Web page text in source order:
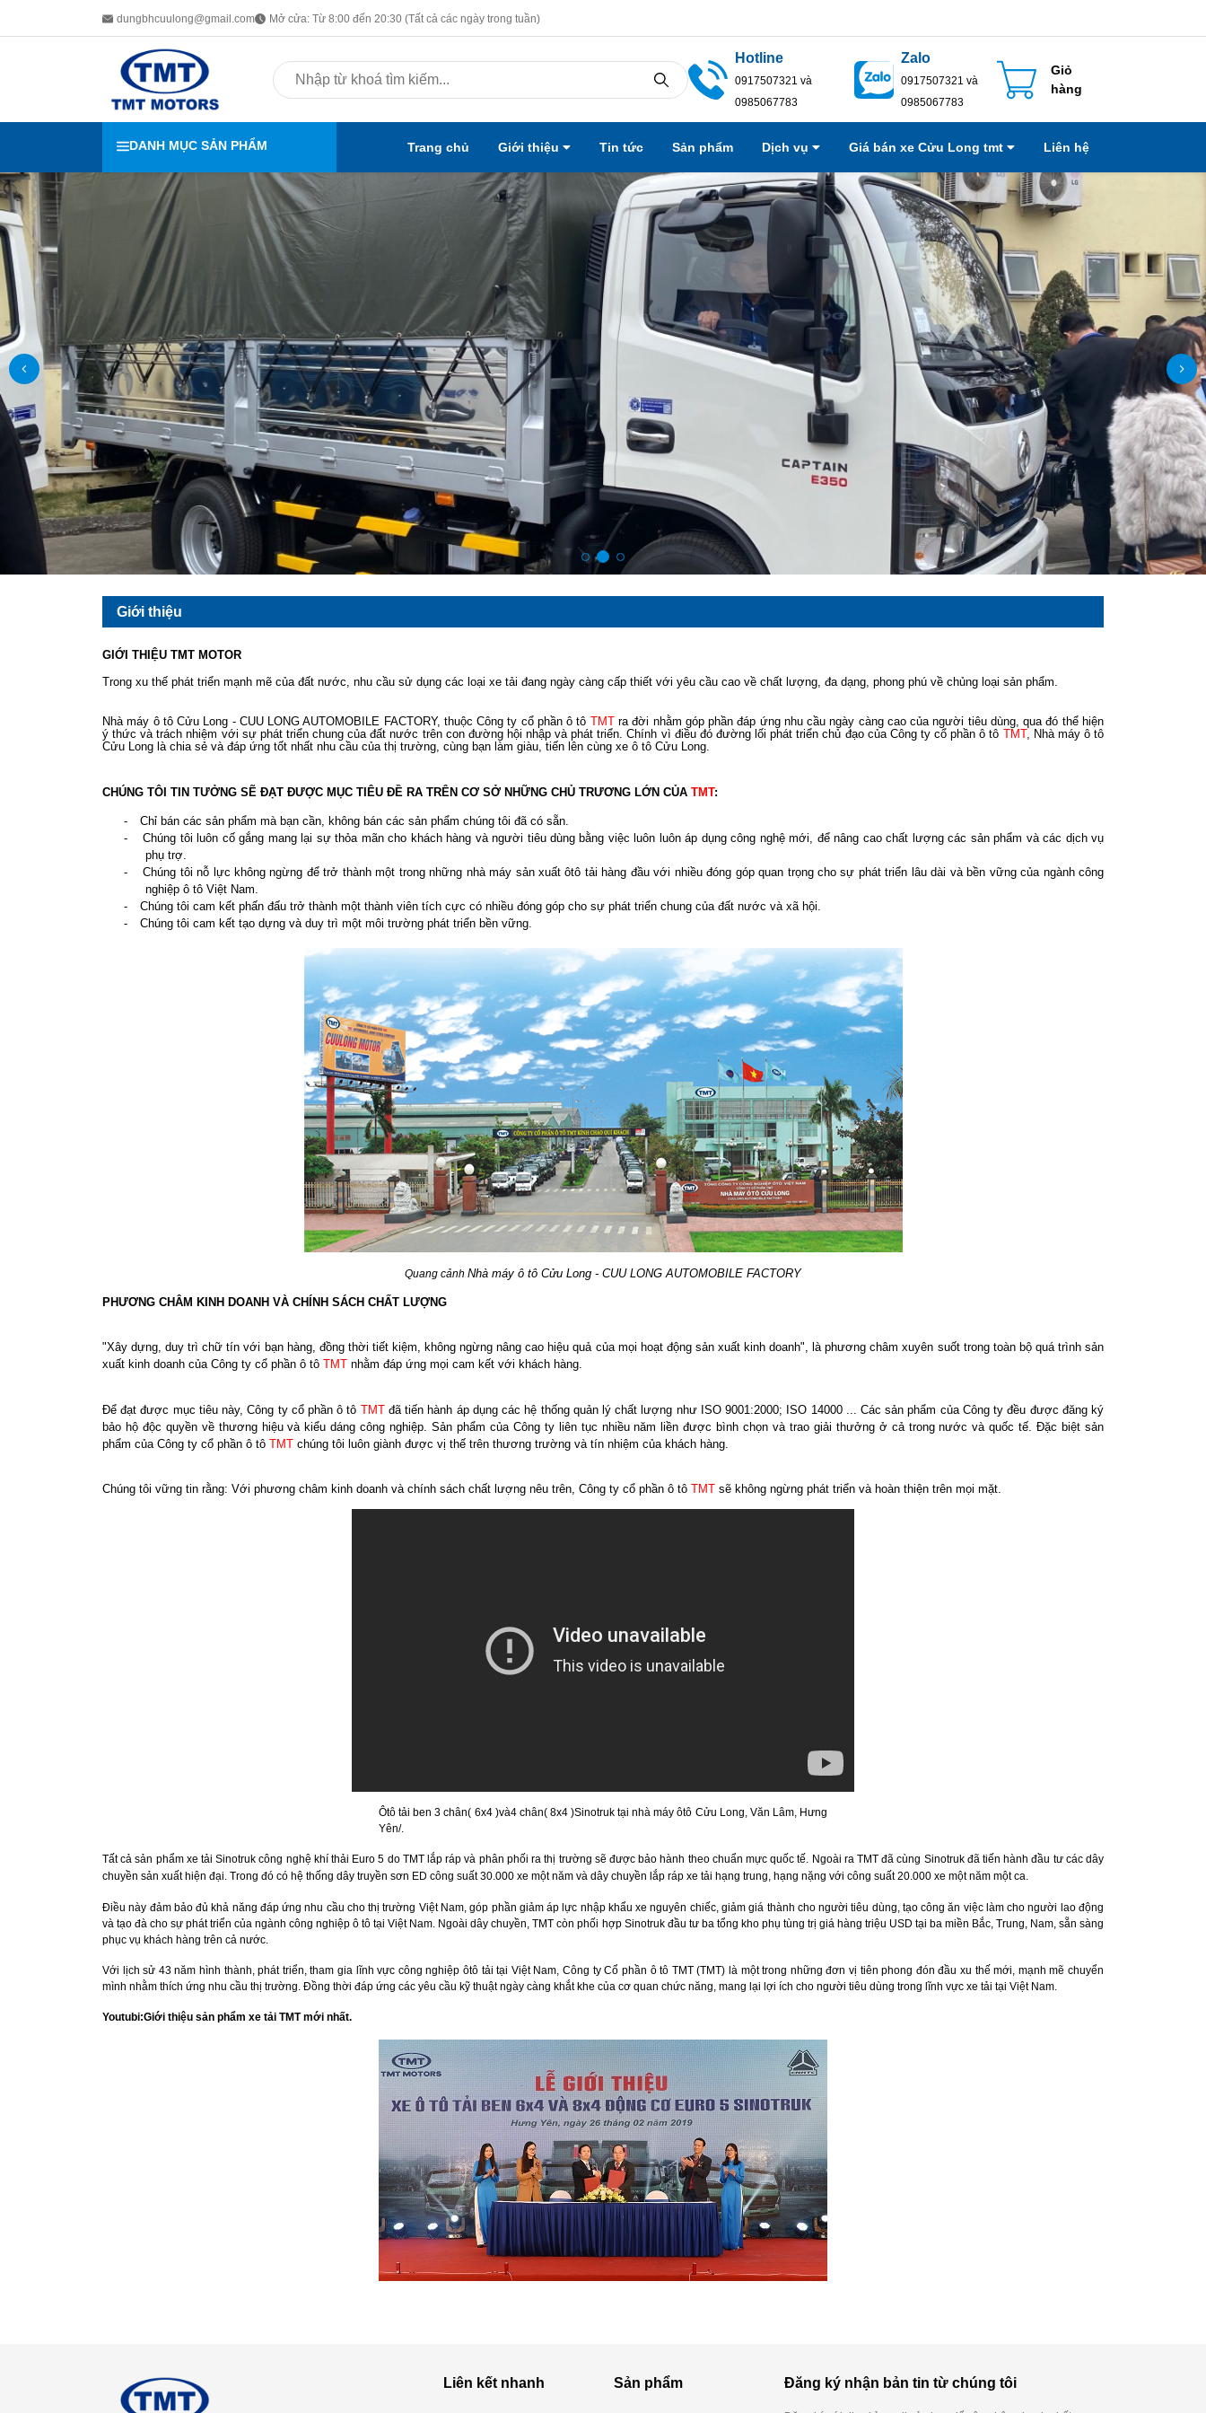
dungbhcuulong@gmail.com Mở cửa: Từ 8:00 đến 20:30 (Tất cả các ngày trong tuần)
Hotline
0917507321 và
0985067783
Zalo
0917507321 và
0985067783
Giỏ
hàng
DANH MỤC SẢN PHẨM Trang chủ Giới thiệu Tin tức Sản phẩm Dịch vụ Giá bán xe Cửu Long tmt Liên hệ
Giới thiệu
GIỚI THIỆU TMT MOTOR
Trong xu thế phát triển mạnh mẽ của đất nước, nhu cầu sử dụng các loại xe tải đang ngày càng cấp thiết với yêu cầu cao về chất lượng, đa dạng, phong phú về chủng loại sản phẩm.
Nhà máy ô tô Cửu Long - CUU LONG AUTOMOBILE FACTORY, thuộc Công ty cổ phần ô tô TMTra đời nhằm góp phần đáp ứng nhu cầu ngày càng cao của người tiêu dùng, qua đó thể hiện
ý thức và trách nhiệm với sự phát triển chung của đất nước trên con đường hội nhập và phát triển. Chính vì điều đó đường lối phát triển chủ đạo của Công ty cổ phần ô tô TMT, Nhà máy ô tô
Cửu Long là chia sẻ và đáp ứng tốt nhất nhu cầu của thị trường, cùng bạn làm giàu, tiến lên cùng xe ô tô Cửu Long.
CHÚNG TÔI TIN TƯỞNG SẼ ĐẠT ĐƯỢC MỤC TIÊU ĐỀ RA TRÊN CƠ SỞ NHỮNG CHỦ TRƯƠNG LỚN CỦA TMT:
-
Chỉ bán các sản phẩm mà bạn cần, không bán các sản phẩm chúng tôi đã có sẵn.
-
Chúng tôi luôn cố gắng mang lại sự thỏa mãn cho khách hàng và người tiêu dùng bằng việc luôn luôn áp dụng công nghệ mới, để nâng cao chất lượng các sản phẩm và các dịch vụ
phụ trợ.
-
Chúng tôi nỗ lực không ngừng để trở thành một trong những nhà máy sản xuất ôtô tải hàng đầu với nhiều đóng góp quan trọng cho sự phát triển lâu dài và bền vững của ngành công
nghiệp ô tô Việt Nam.
-
Chúng tôi cam kết phấn đấu trở thành một thành viên tích cực có nhiều đóng góp cho sự phát triển chung của đất nước và xã hội.
-
Chúng tôi cam kết tạo dựng và duy trì một môi trường phát triển bền vững.
Quang cảnh Nhà máy ô tô Cửu Long - CUU LONG AUTOMOBILE FACTORY
PHƯƠNG CHÂM KINH DOANH VÀ CHÍNH SÁCH CHẤT LƯỢNG
"Xây dựng, duy trì chữ tín với bạn hàng, đồng thời tiết kiệm, không ngừng nâng cao hiệu quả của mọi hoạt động sản xuất kinh doanh", là phương châm xuyên suốt trong toàn bộ quá trình sản
xuất kinh doanh của Công ty cổ phần ô tô TMT nhằm đáp ứng mọi cam kết với khách hàng.
Để đạt được mục tiêu này, Công ty cổ phần ô tô TMT đã tiến hành áp dụng các hệ thống quản lý chất lượng như ISO 9001:2000; ISO 14000 ... Các sản phẩm của Công ty đều được đăng ký
bảo hộ độc quyền về thương hiệu và kiểu dáng công nghiệp. Sản phẩm của Công ty liên tục nhiều năm liền được bình chọn và trao giải thưởng ở cả trong nước và quốc tế. Đặc biệt sản
phẩm của Công ty cổ phần ô tô TMT chúng tôi luôn giành được vị thế trên thương trường và tín nhiệm của khách hàng.
Chúng tôi vững tin rằng: Với phương châm kinh doanh và chính sách chất lượng nêu trên, Công ty cổ phần ô tô TMT sẽ không ngừng phát triển và hoàn thiện trên mọi mặt.
Ôtô tải ben 3 chân( 6x4 )và4 chân( 8x4 )Sinotruk tại nhà máy ôtô Cửu Long, Văn Lâm, Hưng
Yên/.
Tất cả sản phẩm xe tải Sinotruk công nghệ khí thải Euro 5 do TMT lắp ráp và phân phối ra thị trường sẽ được bảo hành theo chuẩn mực quốc tế. Ngoài ra TMT đã cùng Sinotruk đã tiến hành đầu tư các dây
chuyền sản xuất hiện đại. Trong đó có hệ thống dây truyền sơn ED công suất 30.000 xe một năm và dây chuyền lắp ráp xe tải hạng trung, hạng nặng với công suất 20.000 xe một năm một ca.
Điều này đảm bảo đủ khả năng đáp ứng nhu cầu cho thị trường Việt Nam, góp phần giảm áp lực nhập khẩu xe nguyên chiếc, giảm giá thành cho người tiêu dùng, tạo công ăn việc làm cho người lao động
và tạo đà cho sự phát triển của ngành công nghiệp ô tô tại Việt Nam. Ngoài dây chuyền, TMT còn phối hợp Sinotruk đầu tư ba tổng kho phụ tùng trị giá hàng triệu USD tại ba miền Bắc, Trung, Nam, sẵn sàng
phục vụ khách hàng trên cả nước.
Với lịch sử 43 năm hình thành, phát triển, tham gia lĩnh vực công nghiệp ôtô tải tại Việt Nam, Công ty Cổ phần ô tô TMT (TMT) là một trong những đơn vị tiên phong đón đầu xu thế mới, mạnh mẽ chuyển
mình nhằm thích ứng nhu cầu thị trường. Đồng thời đáp ứng các yêu cầu kỹ thuật ngày càng khắt khe của cơ quan chức năng, mang lại lợi ích cho người tiêu dùng trong lĩnh vực xe tải tại Việt Nam.
Youtubi:Giới thiệu sản phẩm xe tải TMT mới nhất.
Liên kết nhanh Sản phẩm Đăng ký nhận bản tin từ chúng tôi